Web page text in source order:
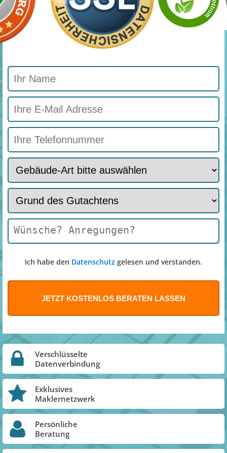
Ich habe den Datenschutz gelesen und verstanden.
Verschlüsselte
Datenverbindung
Exklusives
Maklernetzwerk
Persönliche
Beratung